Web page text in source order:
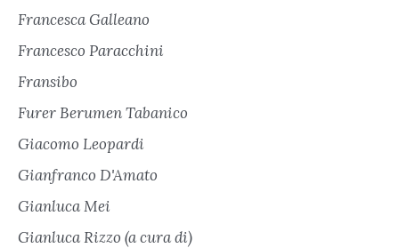
Francesca Galleano
Francesco Paracchini
Fransibo
Furer Berumen Tabanico
Giacomo Leopardi
Gianfranco D'Amato
Gianluca Mei
Gianluca Rizzo (a cura di)